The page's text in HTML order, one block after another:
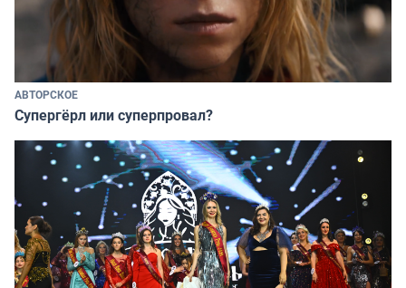
АВТОРСКОЕ
Супергёрл или суперпровал?